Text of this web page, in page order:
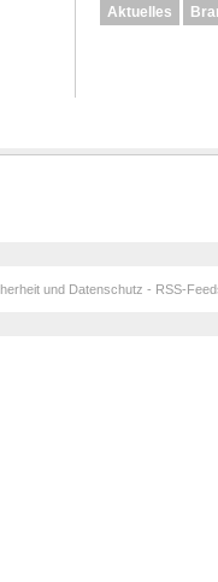
Aktuelles
und Datenschutz - RSS-